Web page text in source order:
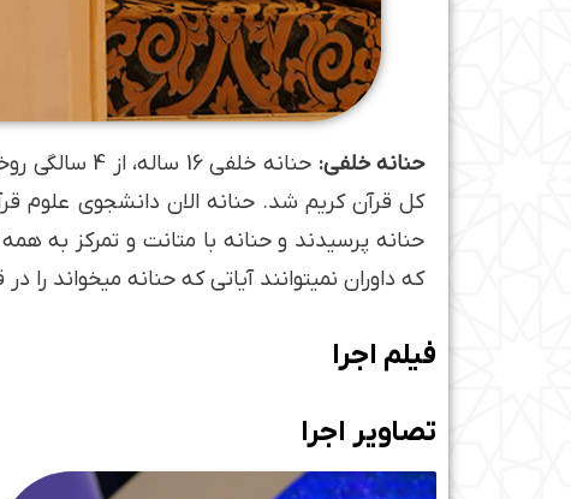
حنانه خلفی:
کل قرآن کریم شد. حنانه الان دانشجوی علوم
حنانه پرسیدند و حنانه با متانت و تمرکز به
که داوران نمی­توانند آیاتی که حنانه میخواند
فیلم اجرا
تصاویر اجرا